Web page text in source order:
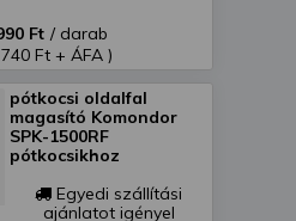
Ft / darab
Ft + ÁFA )
pótkocsi oldalfal
magasító Komondor
SPK-1500RF
pótkocsikhoz
Egyedi szállítási
ajánlatot igényel